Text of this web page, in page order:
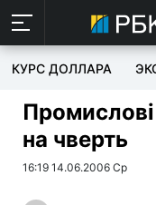
КУРС ДОЛЛАРА
на чверть
16:19 14.06.2006 Ср